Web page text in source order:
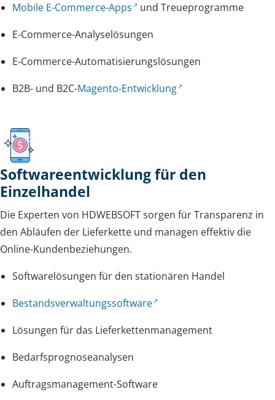
Mobile E-Commerce-Apps
und Treueprogramme
E-Commerce-Analyselösungen
E-Commerce-Automatisierungslösungen
B2B- und B2C-Magento-Entwicklung
Softwareentwicklung für den
Einzelhandel
Die Experten von HDWEBSOFT sorgen für Transparenz in
den Abläufen der Lieferkette und managen effektiv die
Online-Kundenbeziehungen.
Softwarelösungen für den stationären Handel
Bestandsverwaltungssoftware
Lösungen für das Lieferkettenmanagement
Bedarfsprognoseanalysen
Auftragsmanagement-Software